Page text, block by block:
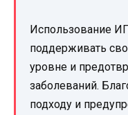
Использование
поддерживать
уровне и
заболеваний.
подходу и